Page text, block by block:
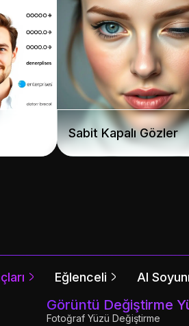
Sabit Kapalı Gözler
Eğlenceli AI
Görüntü Değiştirme
Fotoğraf Yüzü Değiştirme